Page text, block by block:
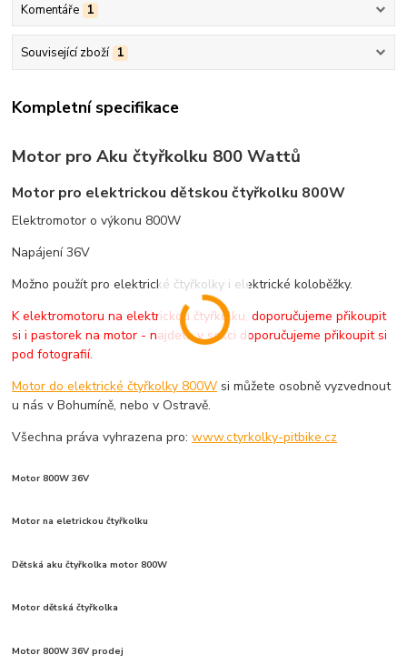
Komentáře 1
Související zboží 1
Kompletní specifikace
Motor pro Aku čtyřkolku 800 Wattů
Motor pro elektrickou dětskou čtyřkolku 800W
Elektromotor o výkonu 800W
Napájení 36V
Možno použít pro elektrické čtyřkolky i elektrické koloběžky.
K elektromotoru na elektrickou čtyřkolku, doporučujeme přikoupit
si i pastorek na motor - najdete v sekci doporučujeme přikoupit si
pod fotografií.
Motor do elektrické čtyřkolky 800W si můžete osobně vyzvednout
u nás v Bohumíně, nebo v Ostravě.
Všechna práva vyhrazena pro:www.ctyrkolky-pitbike.cz
Motor 800W 36V
Motor na eletrickou čtyřkolku
Dětská aku čtyřkolka motor 800W
Motor dětská čtyřkolka
Motor 800W 36V prodej